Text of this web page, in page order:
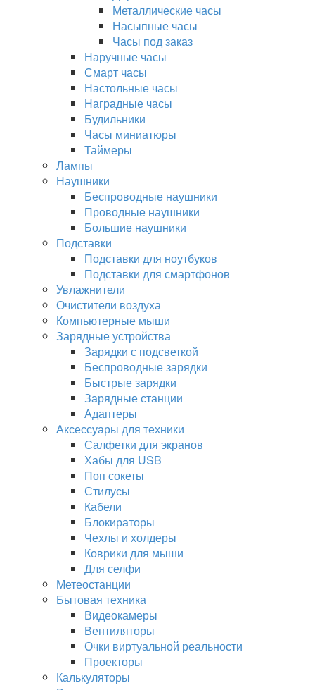
Металлические часы
Насыпные часы
Часы под заказ
Наручные часы
Смарт часы
Настольные часы
Наградные часы
Будильники
Часы миниатюры
Таймеры
Лампы
Наушники
Беспроводные наушники
Проводные наушники
Большие наушники
Подставки
Подставки для ноутбуков
Подставки для смартфонов
Увлажнители
Очистители воздуха
Компьютерные мыши
Зарядные устройства
Зарядки с подсветкой
Беспроводные зарядки
Быстрые зарядки
Зарядные станции
Адаптеры
Аксессуары для техники
Салфетки для экранов
Хабы для USB
Поп сокеты
Стилусы
Кабели
Блокираторы
Чехлы и холдеры
Коврики для мыши
Для селфи
Метеостанции
Бытовая техника
Видеокамеры
Вентиляторы
Очки виртуальной реальности
Проекторы
Калькуляторы